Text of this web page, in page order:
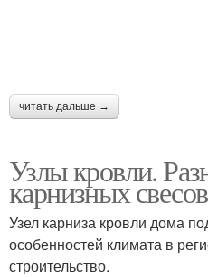
читать дальше →
Узлы кровли.
карнизных свесов
Узел карниза кровли дома
особенностей климата в
строительство.